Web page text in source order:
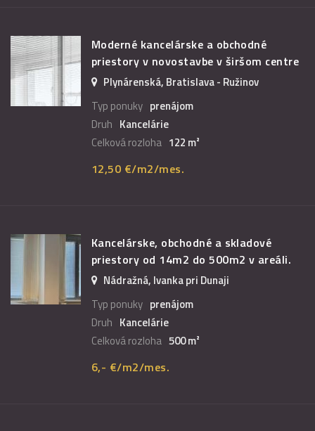
Moderné kancelárske a obchodné
priestory v novostavbe v širšom centre
Plynárenská, Bratislava - Ružinov
Typ ponuky prenájom
Druh Kancelárie
Celková rozloha 122 m²
12,50 €/m2/mes.
Kancelárske, obchodné a skladové
priestory od 14m2 do 500m2 v areáli.
Nádražná, Ivanka pri Dunaji
Typ ponuky prenájom
Druh Kancelárie
Celková rozloha 500 m²
6,- €/m2/mes.